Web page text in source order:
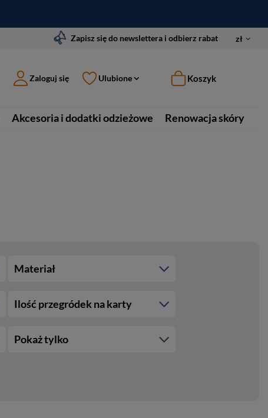
Zapisz się do newslettera i odbierz rabat zł
Zaloguj się Ulubione Koszyk
Akcesoria i dodatki odzieżowe
Renowacja skóry
Materiał
Ilość przegródek na karty
Pokaż tylko